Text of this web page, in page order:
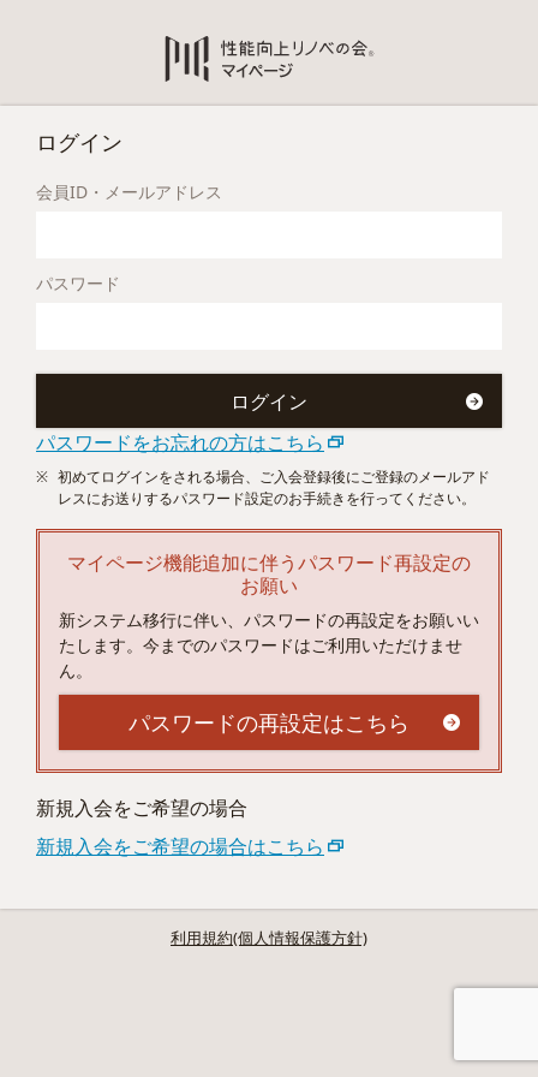
ログイン
会員ID・メールアドレス
パスワード
パスワードをお忘れの方はこちら
初めてログインをされる場合、ご入会登録後にご登録のメールアド
レスにお送りするパスワード設定のお手続きを行ってください。
マイページ機能追加に伴うパスワード再設定の
お願い
新システム移行に伴い、パスワードの再設定をお願いい
たします。今までのパスワードはご利用いただけませ
ん。
パスワードの再設定はこちら
新規入会をご希望の場合
新規入会をご希望の場合はこちら
利用規約(個人情報保護方針)